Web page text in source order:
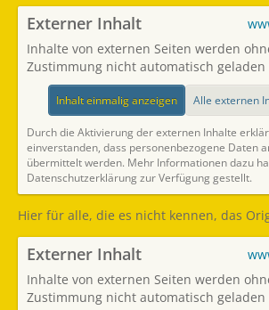
Externer Inhalt
Inhalte von externen Seiten werden
Zustimmung nicht automatisch geladen
Inhalt einmalig anzeigen Alle externen
Durch die Aktivierung der externen Inhalte
einverstanden, dass personenbezogene Daten
übermittelt werden. Mehr Informationen dazu
Datenschutzerklärung zur Verfügung gestellt.
Hier für alle, die es nicht kennen, das
Externer Inhalt
Inhalte von externen Seiten werden
Zustimmung nicht automatisch geladen